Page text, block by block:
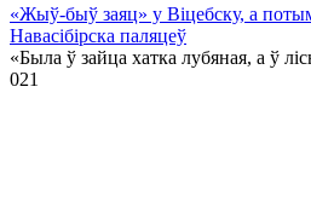
«Жыў-быў заяц» у Віцебску, а
Навасібірска паляцеў
«Была ў зайца хатка лубяная, а ў
021